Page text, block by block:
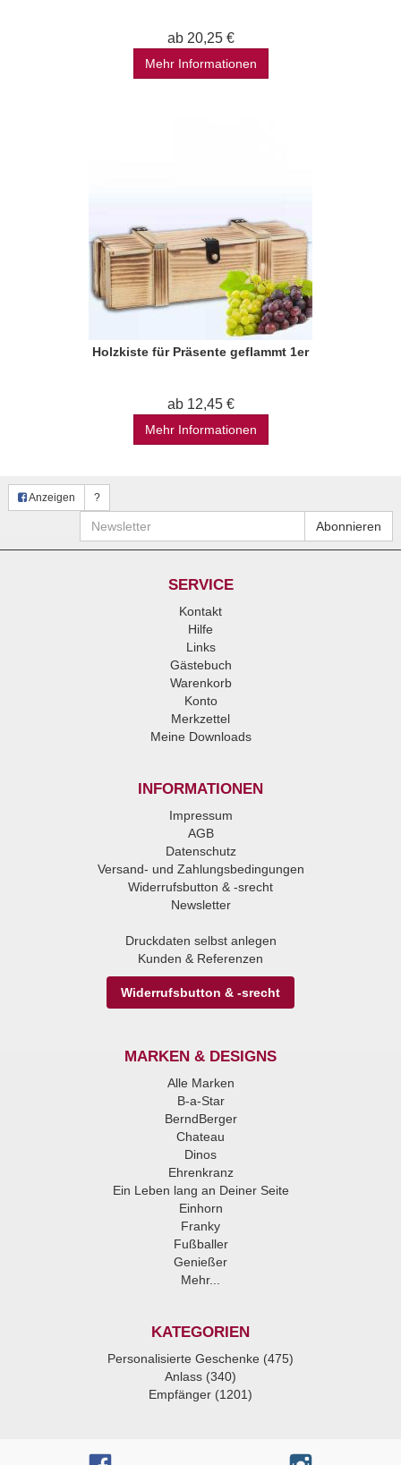
ab 20,25 €
Mehr Informationen
Holzkiste für Präsente geflammt 1er
ab 12,45 €
Mehr Informationen
Anzeigen ?
Newsletter Abonnieren
SERVICE
Kontakt
Hilfe
Links
Gästebuch
Warenkorb
Konto
Merkzettel
Meine Downloads
INFORMATIONEN
Impressum
AGB
Datenschutz
Versand- und Zahlungsbedingungen
Widerrufsbutton & -srecht
Newsletter
Druckdaten selbst anlegen
Kunden & Referenzen
Widerrufsbutton & -srecht
MARKEN & DESIGNS
Alle Marken
B-a-Star
BerndBerger
Chateau
Dinos
Ehrenkranz
Ein Leben lang an Deiner Seite
Einhorn
Franky
Fußballer
Genießer
Mehr...
KATEGORIEN
Personalisierte Geschenke (475)
Anlass (340)
Empfänger (1201)